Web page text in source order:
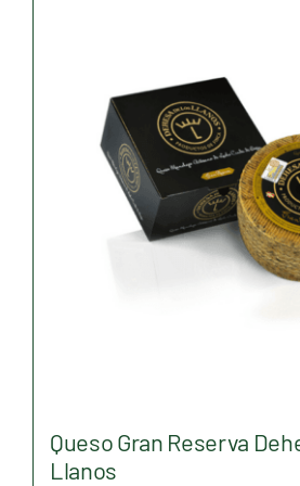
Queso Gran Reserva
Llanos